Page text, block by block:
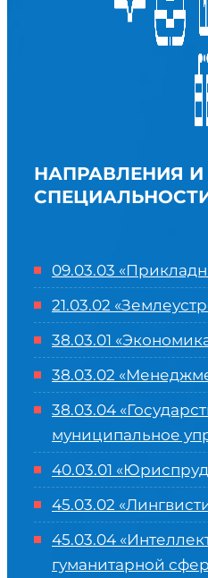
НАПРАВЛЕНИЯ И
09.03.03
21.03.02
38.03.01
38.03.02
38.03.04
муниципальное
40.03.01
45.03.02
45.03.04 «
гуманитарной